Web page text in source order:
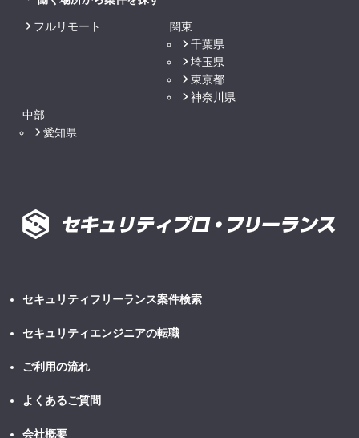
フルリモート
関東
千葉県
埼玉県
東京都
神奈川県
中部
愛知県
セキュリティフリーランス案件検索
セキュリティエンジニアの転職
ご利用の流れ
よくあるご質問
会社概要